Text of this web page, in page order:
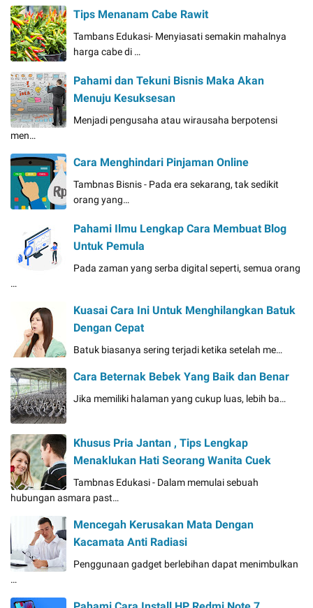
Tips Menanam Cabe Rawit
Tambans Edukasi- Menyiasati semakin mahalnya
harga cabe di …
Pahami dan Tekuni Bisnis Maka Akan
Menuju Kesuksesan
Menjadi pengusaha atau wirausaha berpotensi
men…
Cara Menghindari Pinjaman Online
Tambnas Bisnis - Pada era sekarang, tak sedikit
orang yang…
Pahami Ilmu Lengkap Cara Membuat Blog
Untuk Pemula
Pada zaman yang serba digital seperti, semua orang
…
Kuasai Cara Ini Untuk Menghilangkan Batuk
Dengan Cepat
Batuk biasanya sering terjadi ketika setelah me…
Cara Beternak Bebek Yang Baik dan Benar
Jika memiliki halaman yang cukup luas, lebih ba…
Khusus Pria Jantan , Tips Lengkap
Menaklukan Hati Seorang Wanita Cuek
Tambnas Edukasi - Dalam memulai sebuah
hubungan asmara past…
Mencegah Kerusakan Mata Dengan
Kacamata Anti Radiasi
Penggunaan gadget berlebihan dapat menimbulkan
…